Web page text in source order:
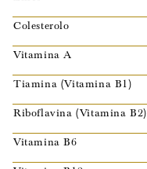
Colesterolo
Vitamina A
Tiamina (Vitamina B1)
Riboflavina (Vitamina B2)
Vitamina B6